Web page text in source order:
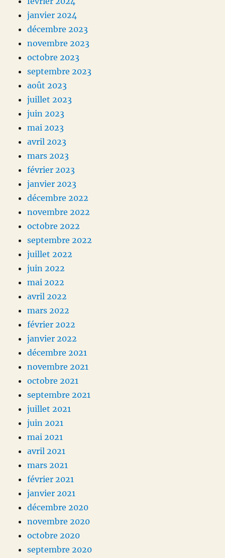
janvier 2024
décembre 2023
novembre 2023
octobre 2023
septembre 2023
août 2023
juillet 2023
juin 2023
mai 2023
avril 2023
mars 2023
février 2023
janvier 2023
décembre 2022
novembre 2022
octobre 2022
septembre 2022
juillet 2022
juin 2022
mai 2022
avril 2022
mars 2022
février 2022
janvier 2022
décembre 2021
novembre 2021
octobre 2021
septembre 2021
juillet 2021
juin 2021
mai 2021
avril 2021
mars 2021
février 2021
janvier 2021
décembre 2020
novembre 2020
octobre 2020
septembre 2020